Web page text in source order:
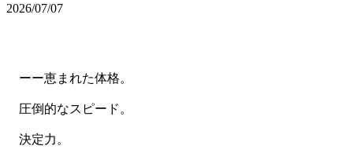
2026/07/07
ーー恵まれた体格。
圧倒的なスピード。
決定力。